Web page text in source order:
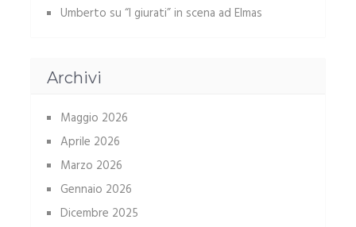
Umberto su “I giurati” in scena ad Elmas
Archivi
Maggio 2026
Aprile 2026
Marzo 2026
Gennaio 2026
Dicembre 2025